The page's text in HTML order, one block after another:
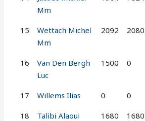
Mm
15
Wettach Michel
Mm
2092 2080
16
Van Den Bergh
Luc
1500 0
17 Willems Ilias 0 0
18
Talibi Alaoui
1680 1680